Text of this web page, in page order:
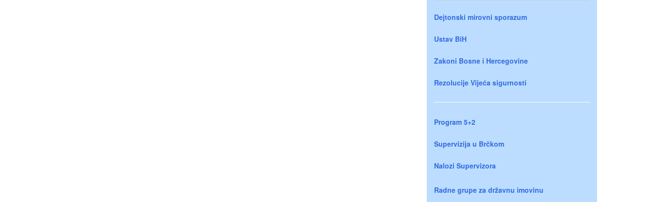
Dejtonski mirovni sporazum
Ustav BiH
Zakoni Bosne i Hercegovine
Rezolucije Vijeća sigurnosti
Program 5+2
Supervizija u Brčkom
Nalozi Supervizora
Radne grupe za državnu imovinu